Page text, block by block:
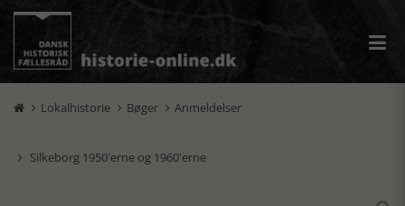
 Lokalhistorie  Bøger  Anmeldelser
 Silkeborg 1950'erne og 1960'erne